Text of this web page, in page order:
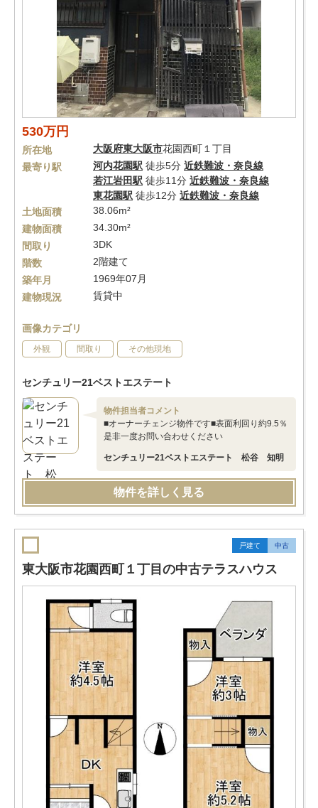
530万円
所在地 大阪府東大阪市花園西町１丁目
最寄り駅
河内花園駅 徒歩5分 近鉄難波・奈良線
若江岩田駅 徒歩11分 近鉄難波・奈良線
東花園駅 徒歩12分 近鉄難波・奈良線
土地面積
38.06m²
建物面積
34.30m²
間取り
3DK
階数
2階建て
築年月
1969年07月
建物現況
賃貸中
画像カテゴリ
外観 間取り その他現地
センチュリー21ベストエステート
物件担当者コメント
■オーナーチェンジ物件です■表面利回り約9.5％
是非一度お問い合わせください
センチュリー21ベストエステート 松谷 知明
物件を詳しく見る
戸建て 中古
東大阪市花園西町１丁目の中古テラスハウス